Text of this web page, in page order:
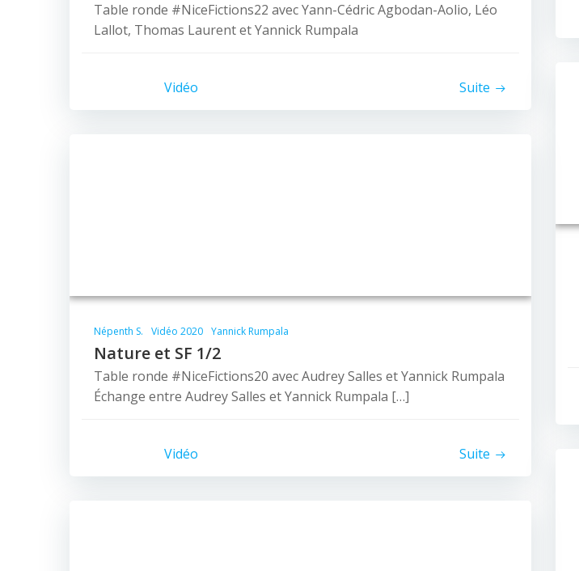
Table ronde #NiceFictions22 avec Yann-Cédric Agbodan-Aolio, Léo
Lallot, Thomas Laurent et Yannick Rumpala
Vidéo Suite
Népenth S. Vidéo 2020 Yannick Rumpala
Nature et SF 1/2
Table ronde #NiceFictions20 avec Audrey Salles et Yannick Rumpala
Échange entre Audrey Salles et Yannick Rumpala […]
Vidéo Suite